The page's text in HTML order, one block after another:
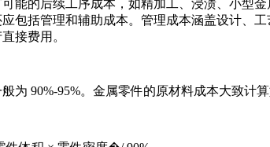
能的后续工序成本，如精加工、浸渍、小型
包括管理和辅助成本。管理成本涵盖设计、
接费用。
为 90%-95%。金属零件的原材料成本大致计算